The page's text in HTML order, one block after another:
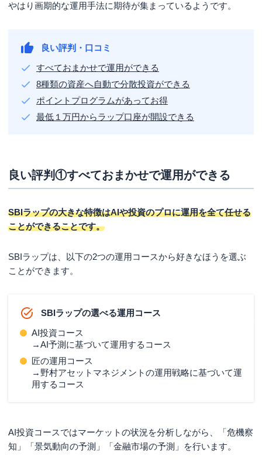
やはり画期的な運用手法に期待が集まっているようです。
良い評判・口コミ
すべておまかせで運用ができる
8種類の資産へ自動で分散投資ができる
ポイントプログラムがあってお得
最低１万円からラップ口座が開設できる
良い評判①すべておまかせで運用ができる
SBIラップの大きな特徴はAIや投資のプロに運用を全て任せる
ことができることです。
SBIラップは、以下の2つの運用コースから好きなほうを選ぶ
ことができます。
SBIラップの選べる運用コース
AI投資コース
→AI予測に基づいて運用するコース
匠の運用コース
→野村アセットマネジメントの運用戦略に基づいて運
用するコース
AI投資コースではマーケットの状況を分析しながら、「危機察
知」「景気動向の予測」「金融市場の予測」を行います。